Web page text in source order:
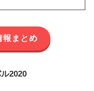
報まとめ
2020